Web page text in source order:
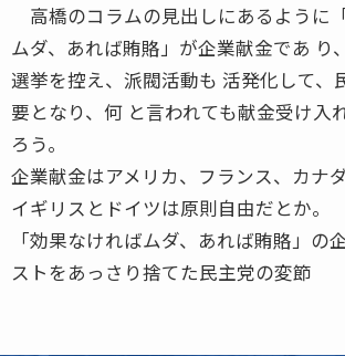
高橋のコラムの見出しにあるように
ムダ、あれば賄賂」が企業献金であ り
選挙を控え、派閥活動も 活発化して、
要となり、何 と言われても献金受け入
ろう。
企業献金はアメリカ、フランス、カナ
イギリスとドイツは原則自由だとか。
「効果なければムダ、あれば賄賂」の
ストをあっさり捨てた民主党の変節